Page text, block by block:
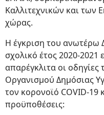
Καλλιτεχνικών και των
χώρας.
Η έγκριση του ανωτέρω
σχολικό έτος 2020-
απαρέγκλιτα οι
Οργανισμού Δημόσιας
τον κορονοϊό COVID-19
προϋποθέσεις: